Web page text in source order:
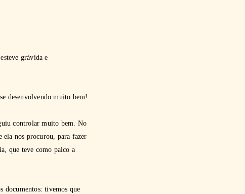
grávida e
desenvolvendo muito bem!
controlar muito bem. No
ela nos procurou, para fazer
que teve como palco a
documentos: tivemos que